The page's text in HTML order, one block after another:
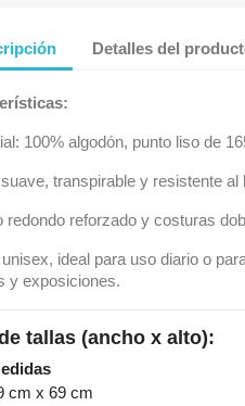
Detalles del
100% algodón, punto liso de
transpirable y resistente al
redondo reforzado y costuras
ideal para uso diario o
y exposiciones.
tallas (ancho x alto):
cm x 69 cm